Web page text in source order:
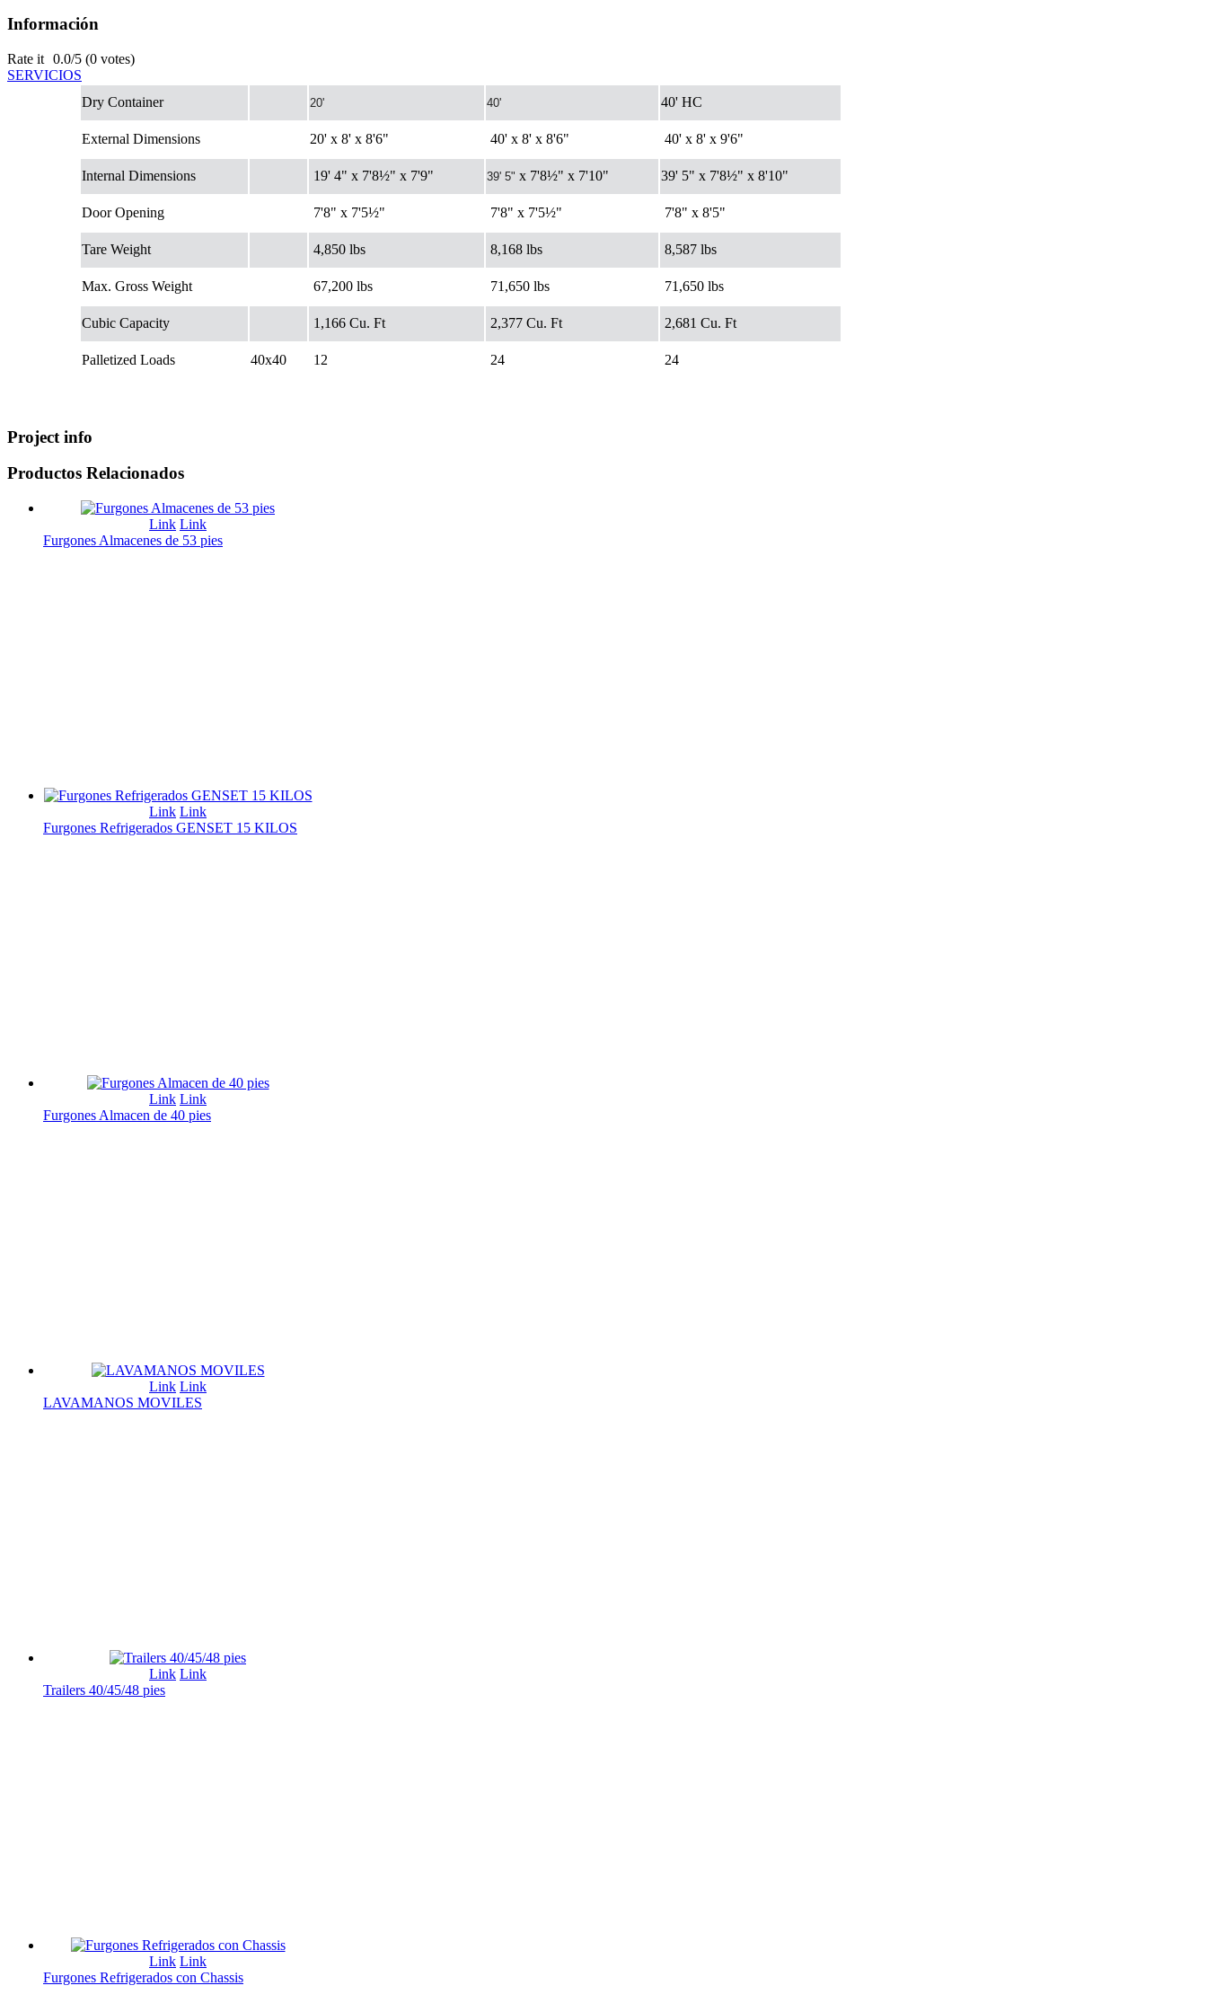
Información
Rate it 0.0/5 (0 votes)
SERVICIOS
Dry Container
20' 40' 40' HC
External Dimensions 20' x 8' x 8'6" 40' x 8' x 8'6" 40' x 8' x 9'6"
Internal Dimensions 19' 4" x 7'8½" x 7'9" 39' 5" x 7'8½" x 7'10" 39' 5" x 7'8½" x 8'10"
Door Opening 7'8" x 7'5½" 7'8" x 7'5½" 7'8" x 8'5"
Tare Weight 4,850 lbs 8,168 lbs 8,587 lbs
Max. Gross Weight 67,200 lbs 71,650 lbs 71,650 lbs
Cubic Capacity 1,166 Cu. Ft 2,377 Cu. Ft 2,681 Cu. Ft
Palletized Loads 40x40 12 24 24
Project info
Productos Relacionados
Link Link
Furgones Almacenes de 53 pies
Link Link
Furgones Refrigerados GENSET 15 KILOS
Link Link
Furgones Almacen de 40 pies
Link Link
LAVAMANOS MOVILES
Link Link
Trailers 40/45/48 pies
Link Link
Furgones Refrigerados con Chassis